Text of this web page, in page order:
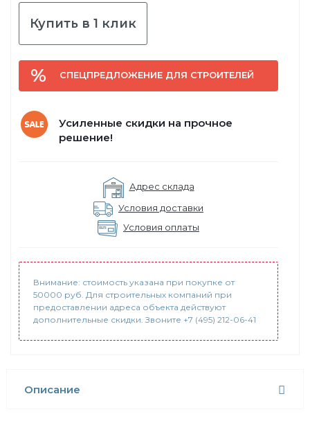
Купить в 1 клик
СПЕЦПРЕДЛОЖЕНИЕ ДЛЯ СТРОИТЕЛЕЙ
Усиленные скидки на прочное
решение!
Адрес склада
Условия доставки
Условия оплаты
Внимание: стоимость указана при покупке от
50000 руб. Для строительных компаний при
предоставлении адреса объекта действуют
дополнительные скидки. Звоните +7 (495) 212-06-41
Описание